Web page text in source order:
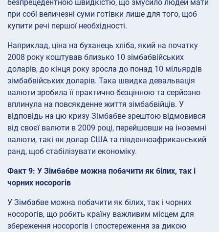
безпрецедентною швидкістю, що змусило людей мати
при собі величезні суми готівки лише для того, щоб
купити речі першої необхідності.
Наприклад, ціна на буханець хліба, який на початку
2008 року коштував близько 10 зімбабвійських
доларів, до кінця року зросла до понад 10 мільярдів
зімбабвійських доларів. Така швидка девальвація
валюти зробила її практично безцінною та серйозно
вплинула на повсякденне життя зімбабвійців. У
відповідь на цю кризу Зімбабве зрештою відмовився
від своєї валюти в 2009 році, перейшовши на іноземні
валюти, такі як долар США та південноафриканський
ранд, щоб стабілізувати економіку.
Факт 9: У Зімбабве можна побачити як білих, так і
чорних носорогів
У Зімбабве можна побачити як білих, так і чорних
носорогів, що робить країну важливим місцем для
збереження носорогів і спостереження за дикою